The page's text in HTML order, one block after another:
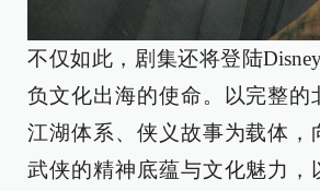
不仅如此，剧集还将登陆
负文化出海的使命。以完整的
江湖体系、侠义故事为载体，
武侠的精神底蕴与文化魅力，